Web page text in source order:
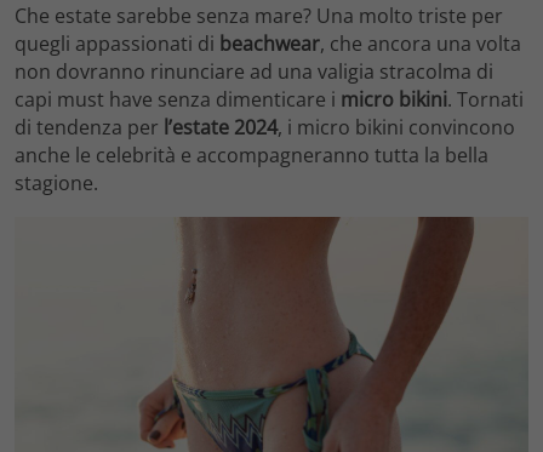
Che estate sarebbe senza mare? Una molto triste per
quegli appassionati di beachwear, che ancora una volta
non dovranno rinunciare ad una valigia stracolma di
capi must have senza dimenticare i micro bikini. Tornati
di tendenza per l’estate 2024, i micro bikini convincono
anche le celebrità e accompagneranno tutta la bella
stagione.